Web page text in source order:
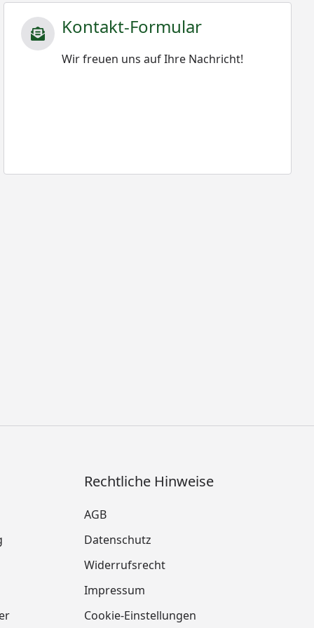
Kontakt-Formular
Wir freuen uns auf Ihre Nachricht!
Rechtliche Hinweise
AGB
Datenschutz
Widerrufsrecht
Impressum
Cookie-Einstellungen